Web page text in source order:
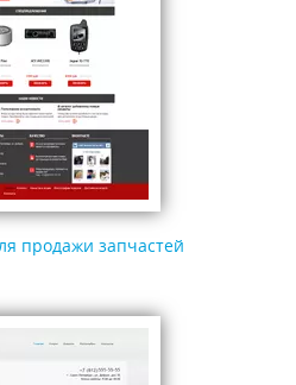
продажи запчастей